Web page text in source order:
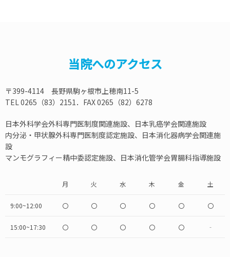
当院へのアクセス
〒399-4114 長野県駒ヶ根市上穂南11-5
TEL 0265（83）2151．FAX 0265（82）6278
日本外科学会外科専門医制度関連施設、日本乳癌学会関連施設
内分泌・甲状腺外科専門医制度認定施設、日本消化器病学会関連施
設
マンモグラフィー精中委認定施設、日本消化管学会胃腸科指導施設
月 火 水 木 金 土
9:00~12:00 〇 〇 〇 〇 〇 〇
15:00~17:30 〇 〇 〇 〇 〇 ‐